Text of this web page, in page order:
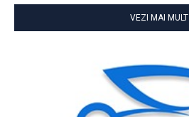
VEZI MAI MULT